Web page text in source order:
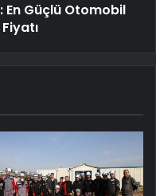
En Güçlü Otomobil